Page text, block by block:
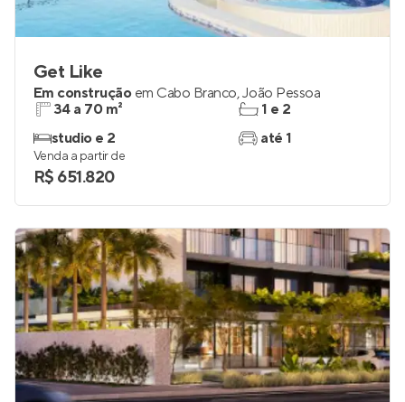
Get Like
Em construção em Cabo Branco,João Pessoa
34 a 70 m²
studio e 2
1 e 2
até 1
Venda a partir de
R$ 651.820